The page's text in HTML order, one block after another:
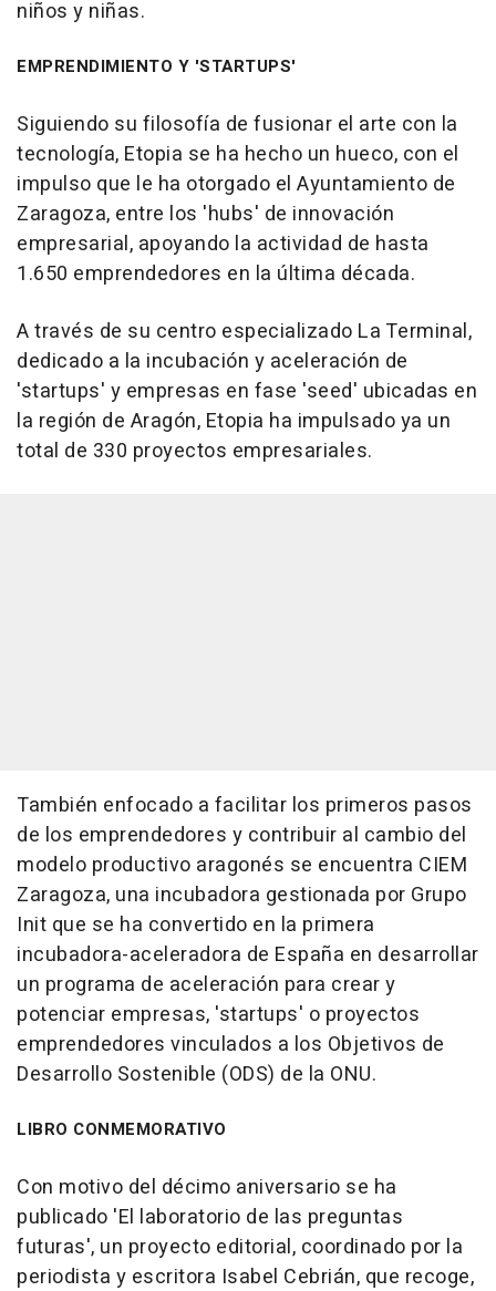
niños y niñas.
EMPRENDIMIENTO Y 'STARTUPS'
Siguiendo su filosofía de fusionar el arte con la
tecnología, Etopia se ha hecho un hueco, con el
impulso que le ha otorgado el Ayuntamiento de
Zaragoza, entre los 'hubs' de innovación
empresarial, apoyando la actividad de hasta
1.650 emprendedores en la última década.
A través de su centro especializado La Terminal,
dedicado a la incubación y aceleración de
'startups' y empresas en fase 'seed' ubicadas en
la región de Aragón, Etopia ha impulsado ya un
total de 330 proyectos empresariales.
También enfocado a facilitar los primeros pasos
de los emprendedores y contribuir al cambio del
modelo productivo aragonés se encuentra CIEM
Zaragoza, una incubadora gestionada por Grupo
Init que se ha convertido en la primera
incubadora-aceleradora de España en desarrollar
un programa de aceleración para crear y
potenciar empresas, 'startups' o proyectos
emprendedores vinculados a los Objetivos de
Desarrollo Sostenible (ODS) de la ONU.
LIBRO CONMEMORATIVO
Con motivo del décimo aniversario se ha
publicado 'El laboratorio de las preguntas
futuras', un proyecto editorial, coordinado por la
periodista y escritora Isabel Cebrián, que recoge,